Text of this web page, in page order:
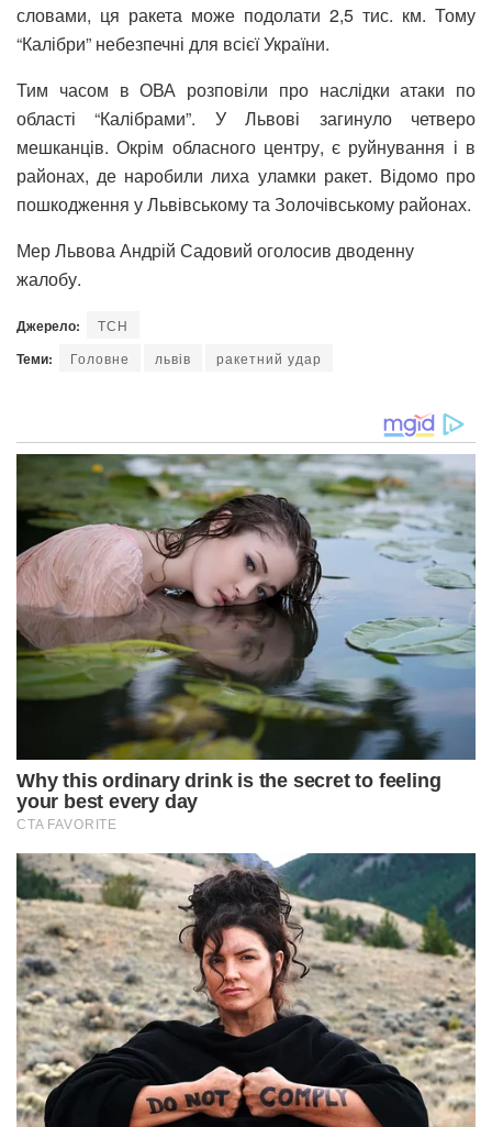
словами, ця ракета може подолати 2,5 тис. км. Тому
“Калібри” небезпечні для всієї України.
Тим часом в ОВА розповіли про наслідки атаки по
області “Калібрами”. У Львові загинуло четверо
мешканців. Окрім обласного центру, є руйнування і в
районах, де наробили лиха уламки ракет. Відомо про
пошкодження у Львівському та Золочівському районах.
Мер Львова Андрій Садовий оголосив дводенну
жалобу.
Джерело: ТСН
Теми: Головне львів ракетний удар